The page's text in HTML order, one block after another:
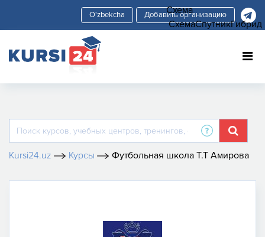
Добавить организацию
Kursi24.uz Курсы Футбольная школа Т.Т Амирова
Схема
СхемаСпутникГибрид